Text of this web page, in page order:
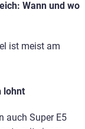
Wann und wo
ist meist am
lohnt
auch Super E5